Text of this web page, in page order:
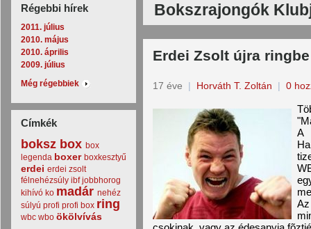
Régebbi hírek
2011. július
2010. május
2010. április
2009. július
Még régebbiek
Címkék
boksz box box
legenda boxer boxkesztyű
erdei erdei zsolt
félnehézsúly ibf jobbhorog
kihívó ko madár nehéz
súlyú profi profi box ring
wbc wbo ökölvívás
Bokszrajongók
Erdei Zsolt újra
17 éve | Horváth T. Zoltán | 0
A